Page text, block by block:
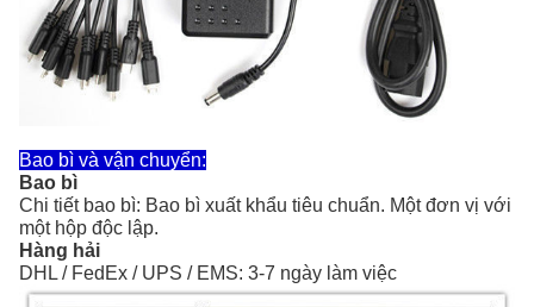
Bao bì và vận chuyển:
Bao bì
Chi tiết bao bì: Bao bì xuất khẩu tiêu chuẩn. Một đơn vị với
một hộp độc lập.
Hàng hải
DHL / FedEx / UPS / EMS: 3-7 ngày làm việc